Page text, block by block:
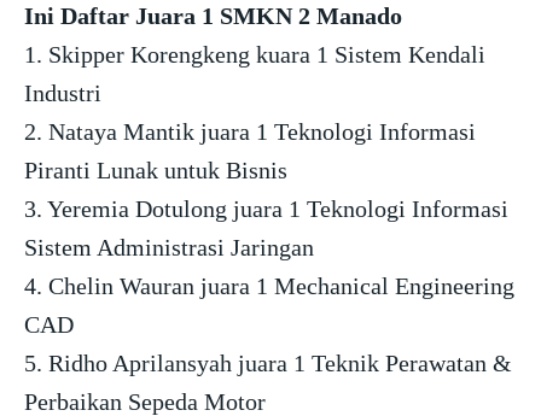
Ini Daftar Juara 1 SMKN 2 Manado
1. Skipper Korengkeng kuara 1 Sistem Kendali
Industri
2. Nataya Mantik juara 1 Teknologi Informasi
Piranti Lunak untuk Bisnis
3. Yeremia Dotulong juara 1 Teknologi Informasi
Sistem Administrasi Jaringan
4. Chelin Wauran juara 1 Mechanical Engineering
CAD
5. Ridho Aprilansyah juara 1 Teknik Perawatan &
Perbaikan Sepeda Motor